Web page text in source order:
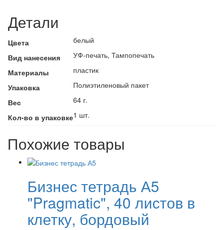
Детали
Цвета
белый
Вид нанесения
УФ-печать, Тампопечать
Материалы
пластик
Упаковка
Полиэтиленовый пакет
Вес
64 г.
Кол-во в упаковке1 шт.
Похожие товары
Бизнес тетрадь А5
"Pragmatic", 40 листов в
клетку, бордовый